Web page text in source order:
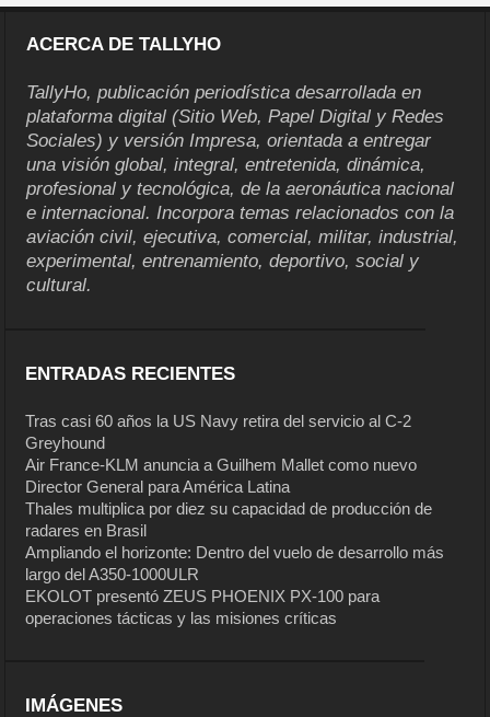
ACERCA DE TALLYHO
TallyHo, publicación periodística desarrollada en
plataforma digital (Sitio Web, Papel Digital y Redes
Sociales) y versión Impresa, orientada a entregar
una visión global, integral, entretenida, dinámica,
profesional y tecnológica, de la aeronáutica nacional
e internacional. Incorpora temas relacionados con la
aviación civil, ejecutiva, comercial, militar, industrial,
experimental, entrenamiento, deportivo, social y
cultural.
ENTRADAS RECIENTES
Tras casi 60 años la US Navy retira del servicio al C-2
Greyhound
Air France-KLM anuncia a Guilhem Mallet como nuevo
Director General para América Latina
Thales multiplica por diez su capacidad de producción de
radares en Brasil
Ampliando el horizonte: Dentro del vuelo de desarrollo más
largo del A350-1000ULR
EKOLOT presentó ZEUS PHOENIX PX-100 para
operaciones tácticas y las misiones críticas
IMÁGENES